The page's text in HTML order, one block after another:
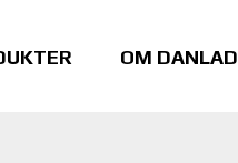
OM DANLAD